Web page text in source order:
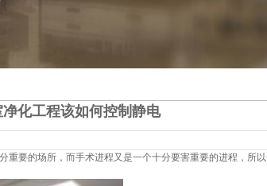
化工程该如何控制静电
重要的场所，而手术进程又是一个十分要害重要的进程，所